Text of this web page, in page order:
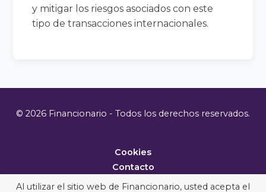
y mitigar los riesgos asociados con este
tipo de transacciones internacionales.
© 2026 Financionario - Todos los derechos reservados.
Cookies
Contacto
Metodología
Al utilizar el sitio web de Financionario, usted acepta el